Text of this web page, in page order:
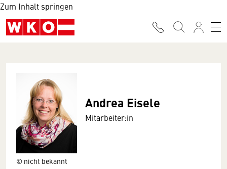
Zum Inhalt springen
© nicht bekannt
Andrea Eisele
Mitarbeiter:in